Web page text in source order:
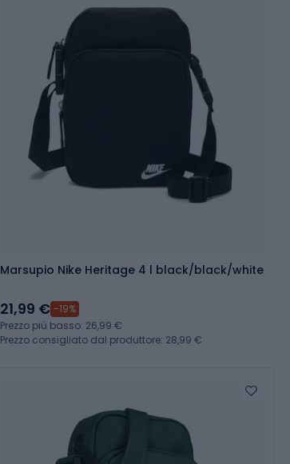
Marsupio Nike Heritage 4 l black/black/white
21,99 € -19%
Prezzo più basso: 26,99 €
Prezzo consigliato dal produttore: 28,99 €